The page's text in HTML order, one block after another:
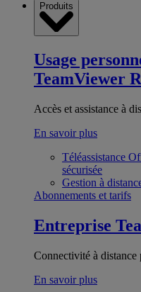
Produits
Usage
TeamViewer
Accès et assistance à
En savoir plus
Téléassistance
sécurisée
Gestion à
Abonnements et tarifs
Entreprise
Connectivité à distance
En savoir plus